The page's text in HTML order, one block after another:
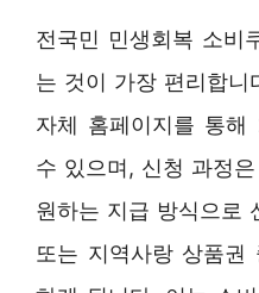
전국민 민생회복 소비
는 것이 가장 편리합
자체 홈페이지를 통
수 있으며, 신청 과정
원하는 지급 방식으로
또는 지역사랑 상품권